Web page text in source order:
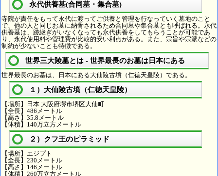
永代供養墓(合同墓・集合墓)
寺院が責任をもって永代に渡ってご供養と管理を行なっていく墓地のこと
で、他の人と同じお墓に納骨されるため合同墓や集合墓とも呼ばれる。永代
供養墓は、跡継ぎがいなくなっても永代供養をしてもらうことが可能であ
り、永代使用料や管理費が比較的安い利点がある。また、宗旨や宗派などの
制約が少ないことも特徴である。
世界三大陵墓とは - 世界最長のお墓は日本にある
世界最長のお墓は、日本にある大仙陵古墳（仁徳天皇陵）である。
１）大仙陵古墳（仁徳天皇陵）
【場所】日本 大阪府堺市堺区大仙町
【全長】486メートル
【高さ】35.8メートル
【体積】140万立方メートル
２）クフ王のピラミッド
【場所】エジプト
【全長】230メートル
【高さ】146メートル
【体積】260万立方メートル